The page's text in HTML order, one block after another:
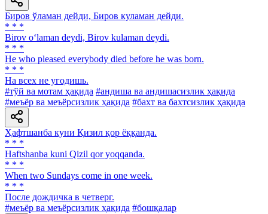
Биров ўламан дейди, Биров куламан дейди.
* * *
Birov o‘laman deydi, Birov kulaman deydi.
* * *
He who pleased everybody died before he was born.
* * *
На всех не угодишь.
#тўй ва мотам ҳақида #андиша ва андишасизлик ҳақида
#меъёр ва меъёрсизлик ҳақида #бахт ва бахтсизлик ҳақида
Ҳафтшанба куни Қизил қор ёққанда.
* * *
Haftshanba kuni Qizil qor yoqqanda.
* * *
When two Sundays come in one week.
* * *
После дождичка в четверг.
#меъёр ва меъёрсизлик ҳақида #бошқалар